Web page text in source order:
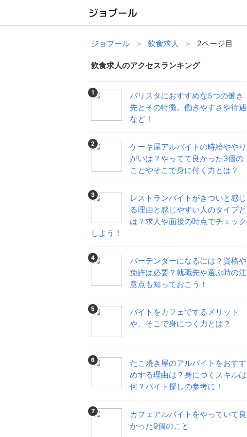
ジョブール 飲食求人 2ページ目
飲食求人のアクセスランキング
1
バリスタにおすすめな5つの働き
先とその特徴。働きやすさや待遇
など！
2
ケーキ屋アルバイトの時給ややり
がいは？やってて良かった3個の
ことやそこで身に付く力とは？
3
レストランバイトがきついと感じ
る理由と感じやすい人のタイプと
は？求人や面接の時点でチェック
しよう！
4
バーテンダーになるには？資格や
免許は必要？就職先や選ぶ時の注
意点も知っておこう！
5
バイトをカフェでするメリット
や、そこで身につく力とは？
6
たこ焼き屋のアルバイトをおすす
めする理由は？身につくスキルは
何？バイト探しの参考に！
7
カフェアルバイトをやっていて良
かった9個のこと